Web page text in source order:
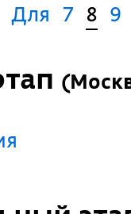
Для 7 8 9
(